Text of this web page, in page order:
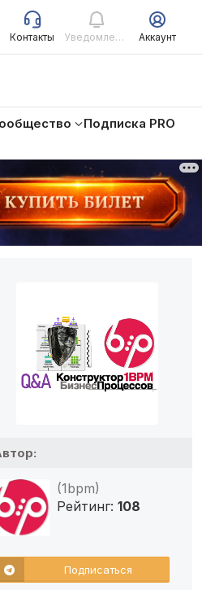
Контакты Уведомления Аккаунт
Подписка PRO
(1bpm)
Рейтинг: 108
Подписаться